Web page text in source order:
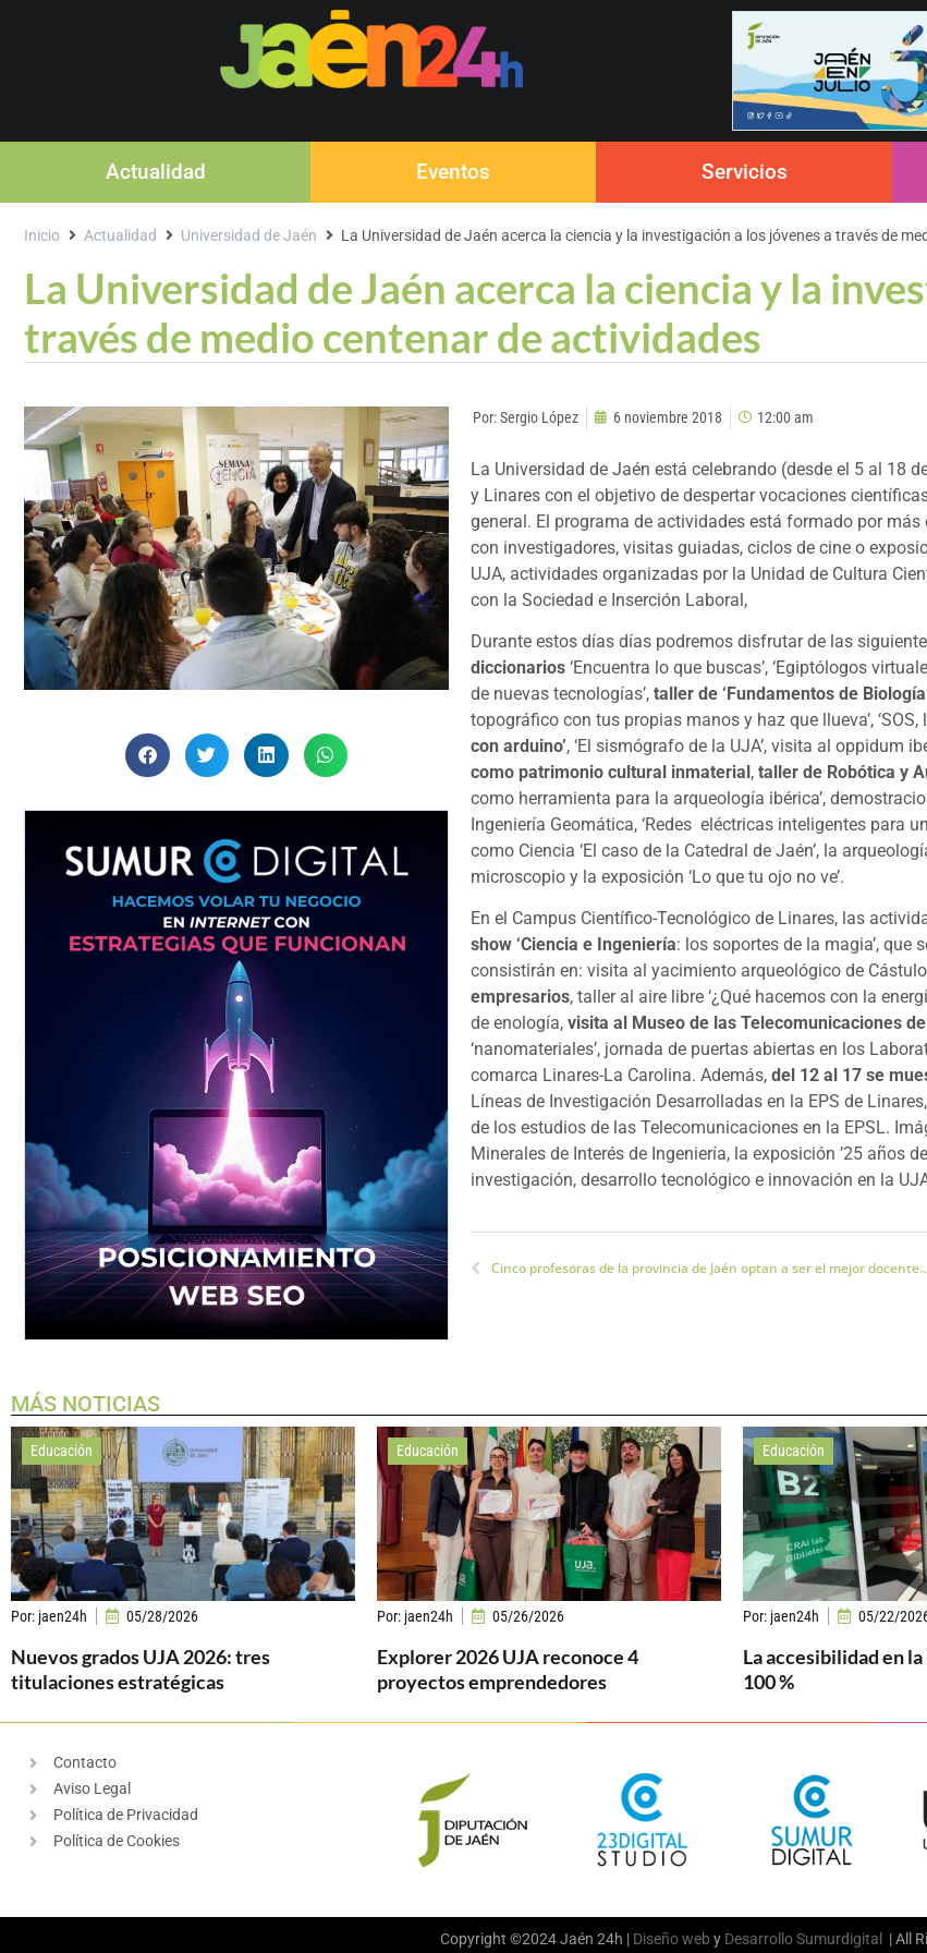
Actualidad Eventos Servicios
La Universidad de Jaén acerca la ciencia y la
través de medio centenar de actividades
Inicio Actualidad Universidad de Jaén La Universidad de Jaén acerca la ciencia y la investigación a los jóvenes a través de
Por:Sergio López 6 noviembre 2018 12:00 am
La Universidad de Jaén está celebrando (desde el 5 al 18
y Linares con el objetivo de despertar vocaciones
general. El programa de actividades está formado por
con investigadores, visitas guiadas, ciclos de cine o
UJA, actividades organizadas por la Unidad de Cultura
con la Sociedad e Inserción Laboral,
Durante estos días días podremos disfrutar de las
diccionarios ‘Encuentra lo que buscas’, ‘Egiptólogos
de nuevas tecnologías’, taller de ‘Fundamentos de Biología
topográfico con tus propias manos y haz que llueva’, ‘SOS,
con arduino’, ‘El sismógrafo de la UJA’, visita al oppidum
como patrimonio cultural inmaterial, taller de Robótica y
como herramienta para la arqueología ibérica’,
Ingeniería Geomática, ‘Redes eléctricas inteligentes para
como Ciencia ‘El caso de la Catedral de Jaén’, la
microscopio y la exposición ‘Lo que tu ojo no ve’.
En el Campus Científico-Tecnológico de Linares, las
show ‘Ciencia e Ingeniería: los soportes de la magia’, que
consistirán en: visita al yacimiento arqueológico de
empresarios, taller al aire libre ‘¿Qué hacemos con la
de enología, visita al Museo de las Telecomunicaciones
‘nanomateriales’, jornada de puertas abiertas en los
comarca Linares-La Carolina. Además, del 12 al 17 se
Líneas de Investigación Desarrolladas en la EPS de
de los estudios de las Telecomunicaciones en la EPSL.
Minerales de Interés de Ingeniería, la exposición ’25 años
investigación, desarrollo tecnológico e innovación en la
Cinco profesoras de la provincia de
MÁS NOTICIAS
Educación
Por: jaen24h 05/28/2026
Nuevos grados UJA 2026: tres
titulaciones estratégicas
Educación
Por: jaen24h 05/26/2026
Explorer 2026 UJA reconoce 4
proyectos emprendedores
Educación
Por: jaen24h 05/22/
La accesibilidad en
100 %
Contacto
Aviso Legal
Política de Privacidad
Política de Cookies
Copyright ©2024 Jaén 24h | Diseño web y DesarrolloSumurdigital | All